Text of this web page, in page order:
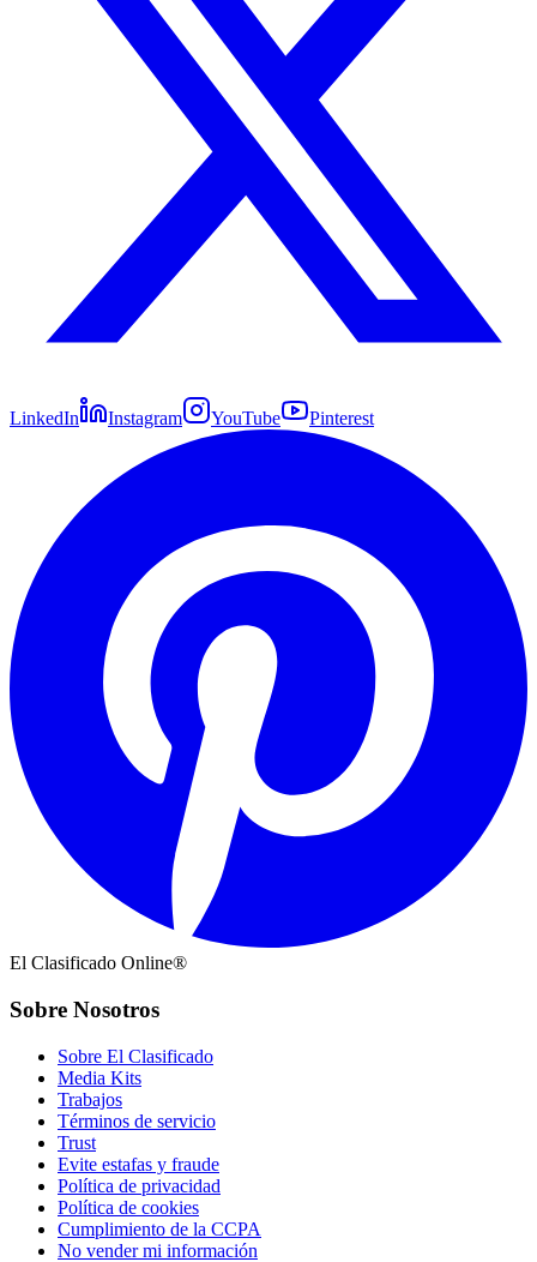
LinkedIn Instagram YouTube Pinterest
El Clasificado Online®
Sobre Nosotros
Sobre El Clasificado
Media Kits
Trabajos
Términos de servicio
Trust
Evite estafas y fraude
Política de privacidad
Política de cookies
Cumplimiento de la CCPA
No vender mi información